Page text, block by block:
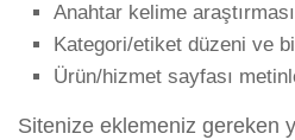
Anahtar kelime araştırması
Kategori/etiket düzeni ve
Ürün/hizmet sayfası
Sitenize eklemeniz gereken